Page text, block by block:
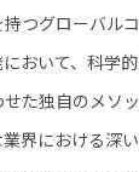
つグローバル
おいて、科学
た独自のメソ
界における深